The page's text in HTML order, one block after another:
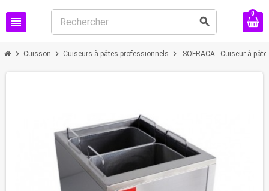
view_headline search
0
chevron_right Cuisson chevron_right Cuiseurs à pâtes professionnels chevron_right SOFRACA - Cuiseur à